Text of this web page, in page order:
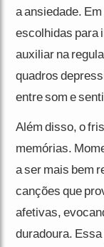
a ansiedade.
escolhidas para
auxiliar na
quadros
entre som e
Além disso, o
memórias.
a ser mais bem
canções que
afetivas,
duradoura.